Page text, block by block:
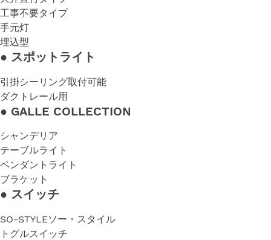
工事不要タイプ
手元灯
埋込型
● スポットライト
引掛シーリング取付可能
ダクトレール用
● GALLE COLLECTION
シャンデリア
テーブルライト
ペンダントライト
ブラケット
● スイッチ
SO-STYLEソー・スタイル
トグルスイッチ